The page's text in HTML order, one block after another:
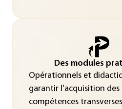
Des modules
Opérationnels et
garantir l'acquisition des
compétences